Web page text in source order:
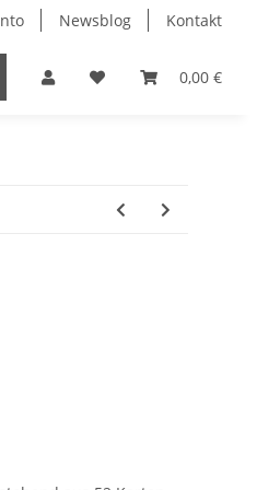
Newsblog Kontakt
0,00 €